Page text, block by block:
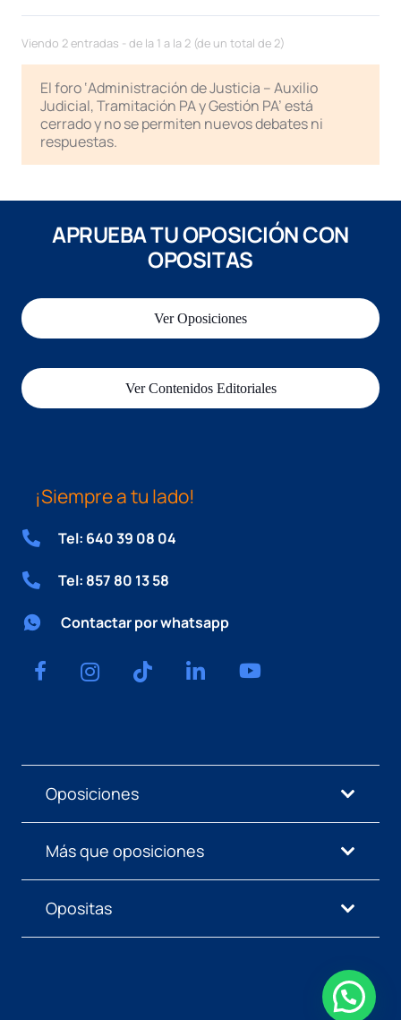
Viendo 2 entradas - de la 1 a la 2 (de un total de 2)
El foro ‘Administración de Justicia – Auxilio
Judicial, Tramitación PA y Gestión PA’ está
cerrado y no se permiten nuevos debates ni
respuestas.
APRUEBA TU OPOSICIÓN CON
OPOSITAS
Ver Oposiciones
Ver Contenidos Editoriales
¡Siempre a tu lado!
Tel: 640 39 08 04
Tel: 857 80 13 58
Contactar por whatsapp
Oposiciones
Más que oposiciones
Opositas